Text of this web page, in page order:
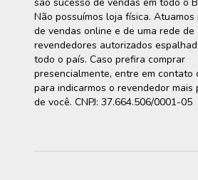
Não possuímos loja física. Atuamos
de vendas online e de uma rede de
revendedores autorizados
todo o país. Caso prefira comprar
presencialmente, entre em contato
para indicarmos o revendedor mais
de você. CNPJ: 37.664.506/0001-05